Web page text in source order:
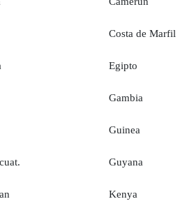
Costa de Marfil
Egipto
Gambia
Guinea
Guyana
Kenya